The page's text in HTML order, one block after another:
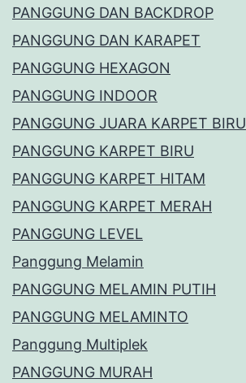
PANGGUNG DAN BACKDROP
PANGGUNG DAN KARAPET
PANGGUNG HEXAGON
PANGGUNG INDOOR
PANGGUNG JUARA KARPET BIRU
PANGGUNG KARPET BIRU
PANGGUNG KARPET HITAM
PANGGUNG KARPET MERAH
PANGGUNG LEVEL
Panggung Melamin
PANGGUNG MELAMIN PUTIH
PANGGUNG MELAMINTO
Panggung Multiplek
PANGGUNG MURAH